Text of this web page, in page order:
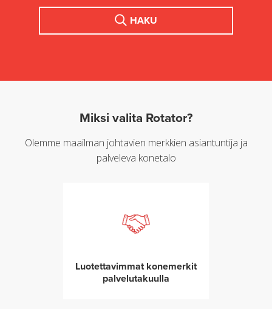
HAKU
Miksi valita Rotator?
Olemme maailman johtavien merkkien asiantuntija ja
palveleva konetalo
Luotettavimmat konemerkit
palvelutakuulla